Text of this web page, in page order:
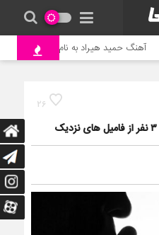
آهنگ حمید هیراد به نام وطن
26